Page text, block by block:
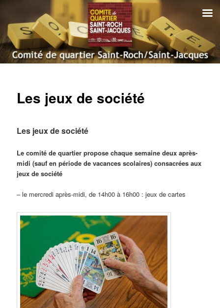
contenu
principalComité de quartier Saint-Roch
Saint-Jacques | Amiens
Les jeux de société
Les jeux de société
Le comité de quartier propose chaque semaine deux après-
midi (sauf en période de vacances scolaires) consacrées aux
jeux de société
– le mercredi après-midi, de 14h00 à 16h00 : jeux de cartes